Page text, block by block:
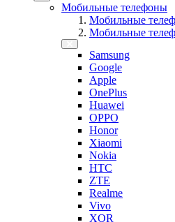
Мобильные телефоны
Мобильные
Мобильные
Samsung
Google
Apple
OnePlus
Huawei
OPPO
Honor
Xiaomi
Nokia
HTC
ZTE
Realme
Vivo
XOR